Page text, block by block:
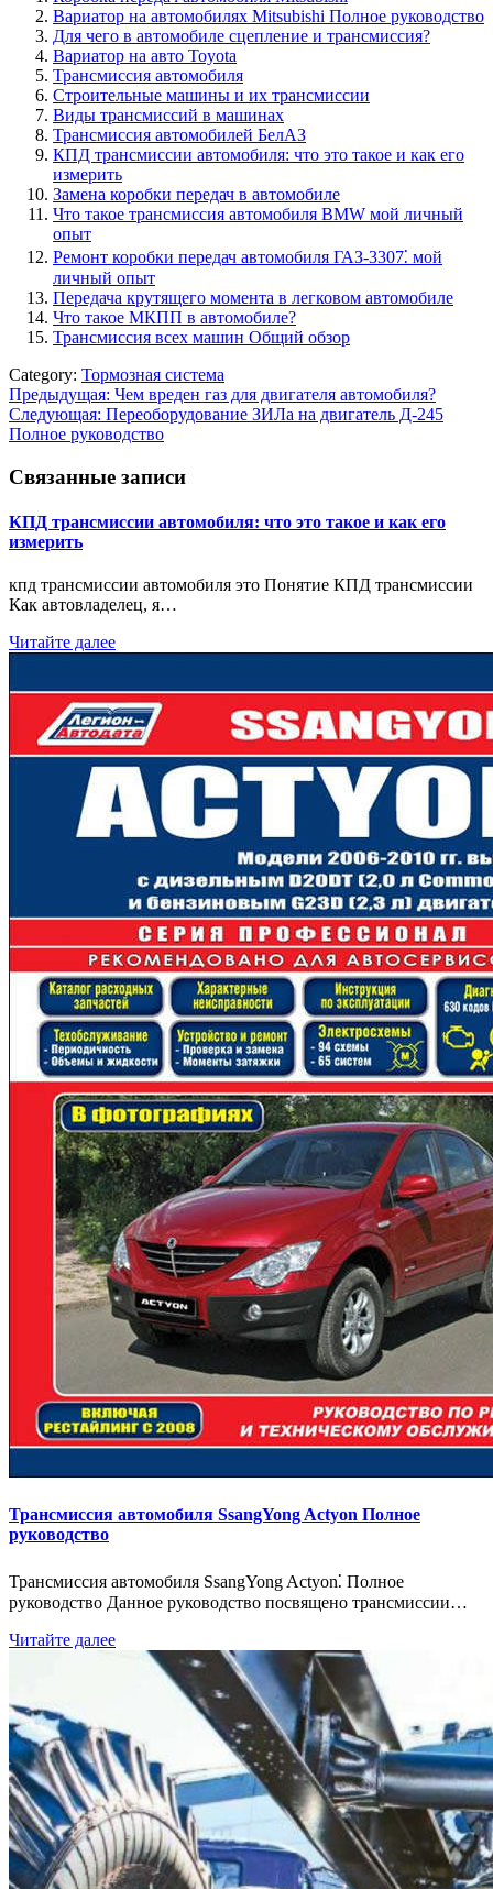
Вариатор на автомобилях Mitsubishi Полное руководство
Для чего в автомобиле сцепление и трансмиссия?
Вариатор на авто Toyota
Трансмиссия автомобиля
Строительные машины и их трансмиссии
Виды трансмиссий в машинах
Трансмиссия автомобилей БелАЗ
КПД трансмиссии автомобиля: что это такое и как его
измерить
Замена коробки передач в автомобиле
Что такое трансмиссия автомобиля BMW мой личный
опыт
Ремонт коробки передач автомобиля ГАЗ-3307⁚ мой
личный опыт
Передача крутящего момента в легковом автомобиле
Что такое МКПП в автомобиле?
Трансмиссия всех машин Общий обзор
Category: Тормозная система
Навигация
по
Предыдущая: Чем вреден газ для двигателя автомобиля?
Следующая: Переоборудование ЗИЛа на двигатель Д-245
Полное руководство
Связанные записи
КПД трансмиссии автомобиля: что это такое и как его
измерить
кпд трансмиссии автомобиля это Понятие КПД трансмиссии
Как автовладелец, я…
Читайте далее
Трансмиссия автомобиля SsangYong Actyon Полное
руководство
Трансмиссия автомобиля SsangYong Actyon⁚ Полное
руководство Данное руководство посвящено трансмиссии…
Читайте далее